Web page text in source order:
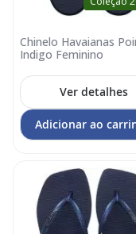
Chinelo Havaianas
Indigo Feminino
Ver detalhes
Adicionar ao